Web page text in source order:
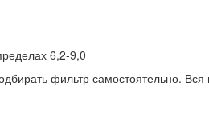
6,2-9,0
фильтр самостоятельно.